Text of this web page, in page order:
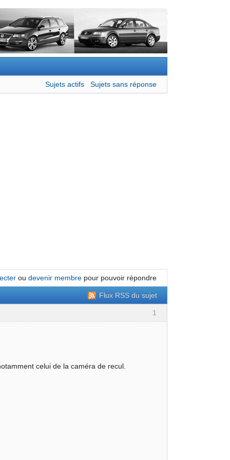
Sujets actifs Sujets sans réponse
ou devenir membrepour pouvoir répondre
Flux RSS du sujet
1
celui de la caméra de recul.